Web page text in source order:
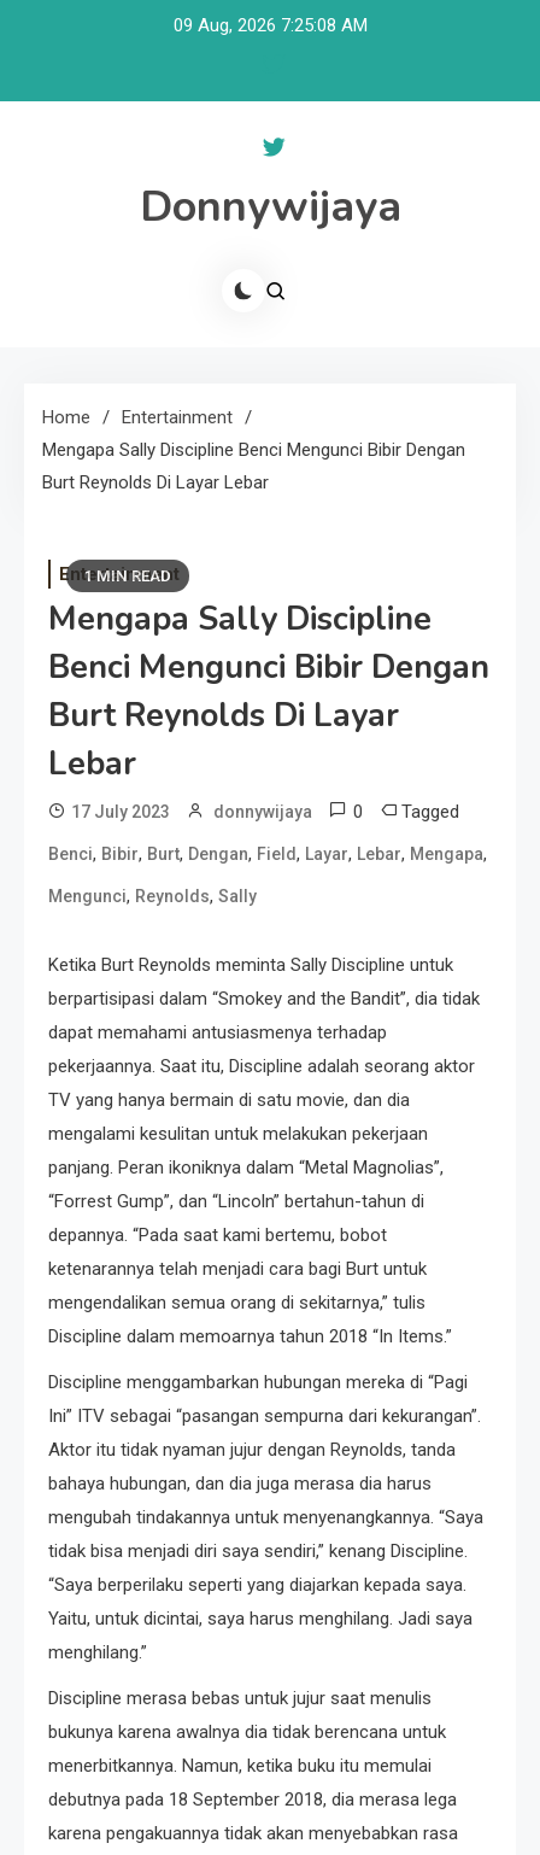
09 Aug, 2026 7:25:08 AM
Donnywijaya
Home
Entertainment
Mengapa Sally Discipline Benci Mengunci Bibir Dengan
Burt Reynolds Di Layar Lebar
1 MIN READ
Entertainment
Mengapa Sally Discipline
Benci Mengunci Bibir Dengan
Burt Reynolds Di Layar
Lebar
17 July 2023 donnywijaya 0 Tagged
Benci, Bibir, Burt, Dengan, Field, Layar, Lebar, Mengapa,
Mengunci, Reynolds, Sally
Ketika Burt Reynolds meminta Sally Discipline untuk
berpartisipasi dalam “Smokey and the Bandit”, dia tidak
dapat memahami antusiasmenya terhadap
pekerjaannya. Saat itu, Discipline adalah seorang aktor
TV yang hanya bermain di satu movie, dan dia
mengalami kesulitan untuk melakukan pekerjaan
panjang. Peran ikoniknya dalam “Metal Magnolias”,
“Forrest Gump”, dan “Lincoln” bertahun-tahun di
depannya. “Pada saat kami bertemu, bobot
ketenarannya telah menjadi cara bagi Burt untuk
mengendalikan semua orang di sekitarnya,” tulis
Discipline dalam memoarnya tahun 2018 “In Items.”
Discipline menggambarkan hubungan mereka di “Pagi
Ini” ITV sebagai “pasangan sempurna dari kekurangan”.
Aktor itu tidak nyaman jujur ​​​​dengan Reynolds, tanda
bahaya hubungan, dan dia juga merasa dia harus
mengubah tindakannya untuk menyenangkannya. “Saya
tidak bisa menjadi diri saya sendiri,” kenang Discipline.
“Saya berperilaku seperti yang diajarkan kepada saya.
Yaitu, untuk dicintai, saya harus menghilang. Jadi saya
menghilang.”
Discipline merasa bebas untuk jujur ​​saat menulis
bukunya karena awalnya dia tidak berencana untuk
menerbitkannya. Namun, ketika buku itu memulai
debutnya pada 18 September 2018, dia merasa lega
karena pengakuannya tidak akan menyebabkan rasa